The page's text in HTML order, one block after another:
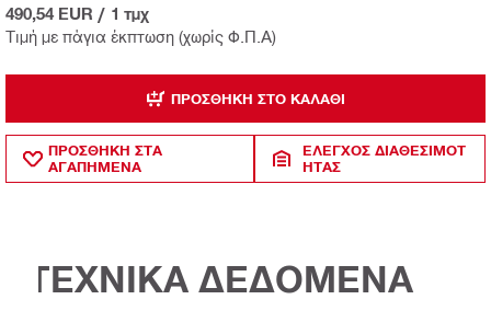
Τιμή με πάγια έκπτωση (χωρίς Φ.Π.Α)
490,54 EUR / 1 τμχ
ΠΡΟΣΘΉΚΗ ΣΤΟ ΚΑΛΆΘΙ
ΠΡΟΣΘΗΚΗ ΣΤΑ
ΑΓΑΠΗΜΕΝΑ
ΈΛΕΓΧΟΣ ΔΙΑΘΕΣΙΜΌΤ
ΗΤΑΣ
ΤΕΧΝΙΚΑ ΔΕΔΟΜΕΝΑ